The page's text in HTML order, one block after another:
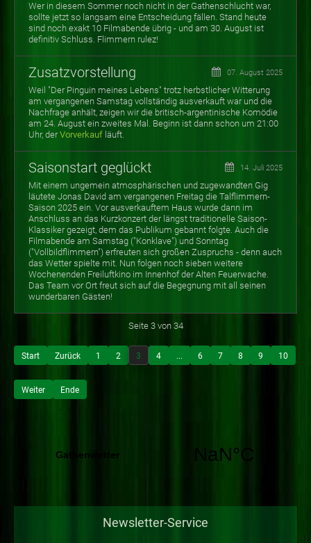
Wer in diesem Sommer noch nicht in der Gathenschlucht war,
sollte jetzt so langsam eine Entscheidung fällen. Stand heute
sind noch exakt 10 Filmabende übrig - und am 30. August ist
definitiv Schluss. Flimmern rulez!
Zusatzvorstellung 07. August 2025
Weil "Der Pinguin meines Lebens" trotz herbstlicher Witterung
am vergangenen Samstag vollständig ausverkauft war und die
Nachfrage anhält, zeigen wir die britisch-argentinische Komödie
am 24. August ein zweites Mal. Beginn ist dann schon um 21:00
Uhr, derVorverkauf läuft.
Saisonstart geglückt 14. Juli 2025
Mit einem ungemein atmosphärischen und zugewandten Gig
läutete Jonas David am vergangenen Freitag die Talflimmern-
Saison 2025 ein. Vor ausverkauftem Haus wurde dann im
Anschluss an das Kurzkonzert der längst traditionelle Saison-
Klassiker gezeigt, dem das Publikum gebannt folgte. Auch die
Filmabende am Samstag ("Konklave") und Sonntag
("Vollbildflimmern") erfreuten sich großen Zuspruchs - denn auch
das Wetter spielte mit. Nun folgen noch sieben weitere
Wochenenden Freiluftkino im Innenhof der Alten Feuerwache.
Das Team vor Ort freut sich auf die Begegnung mit all seinen
wunderbaren Gästen!
Seite 3 von 34
Start Zurück 1 2 3 4 ... 6 7 8 9 10
Weiter Ende
Newsletter-Service